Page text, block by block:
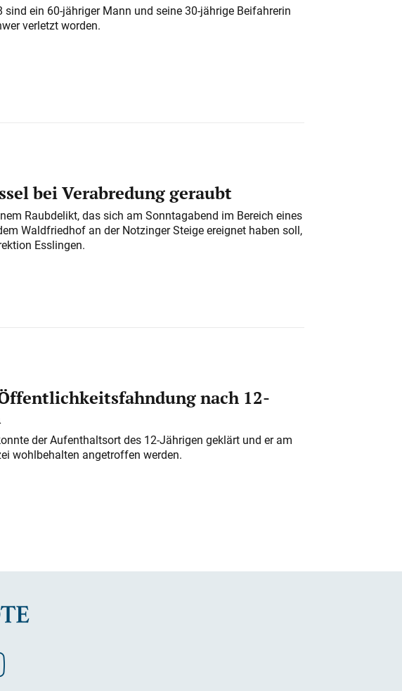
sind ein 60-jähriger Mann und seine 30-jährige Beifahrerin
verletzt worden.
bei Verabredung geraubt
Raubdelikt, das sich am Sonntagabend im Bereich eines
Waldfriedhof an der Notzinger Steige ereignet haben soll,
Esslingen.
nach 12-
der Aufenthaltsort des 12-Jährigen geklärt und er am
wohlbehalten angetroffen werden.